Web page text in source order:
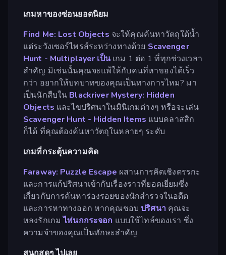
เกมหาของซ่อนยอดนิยม
Find Me: Lost Objects จะให้คุณค้นหาวัตถุใต้น้ำ
แต่ระวังเซอร์ไพรส์ระหว่างทางด้วย Scavenger
Hunt - Multiplayer เป็นเกม 1 ต่อ 1 ที่ทุกช่วงเวลา
สำคัญ มิเช่นนั้นคุณจะแพ้ให้กับคนที่หาของได้เร็ว
กว่า อยากให้บทบาทของคุณเป็นทางการไหม? มา
เป็นนักสืบใน Blackriver Mystery: Hidden
Objects และไขปริศนาในมินิเกมต่างๆ หรือจะเล่น
Scavenger Hunt - Hidden Items แบบคลาสสิก
ก็ได้ ที่คุณต้องค้นหาวัตถุในหลายๆ ระดับ
เกมที่กระตุ้นความคิด
Faraway: Puzzle Escape ผสานการคิดเชิงตรรกะ
และการแก้ปริศนาเข้ากับเรื่องราวที่ยอดเยี่ยมซึ่ง
เกี่ยวกับการค้นหาร่องรอยของนักสำรวจในอดีต
และการหาทางออก หากคุณชอบ ปริศนาคุณจะ
หลงรักเกมไพ่นกกระจอก แบบใช้ไทล์ของเรา ซึ่ง
ความจำของคุณเป็นทักษะสำคัญ